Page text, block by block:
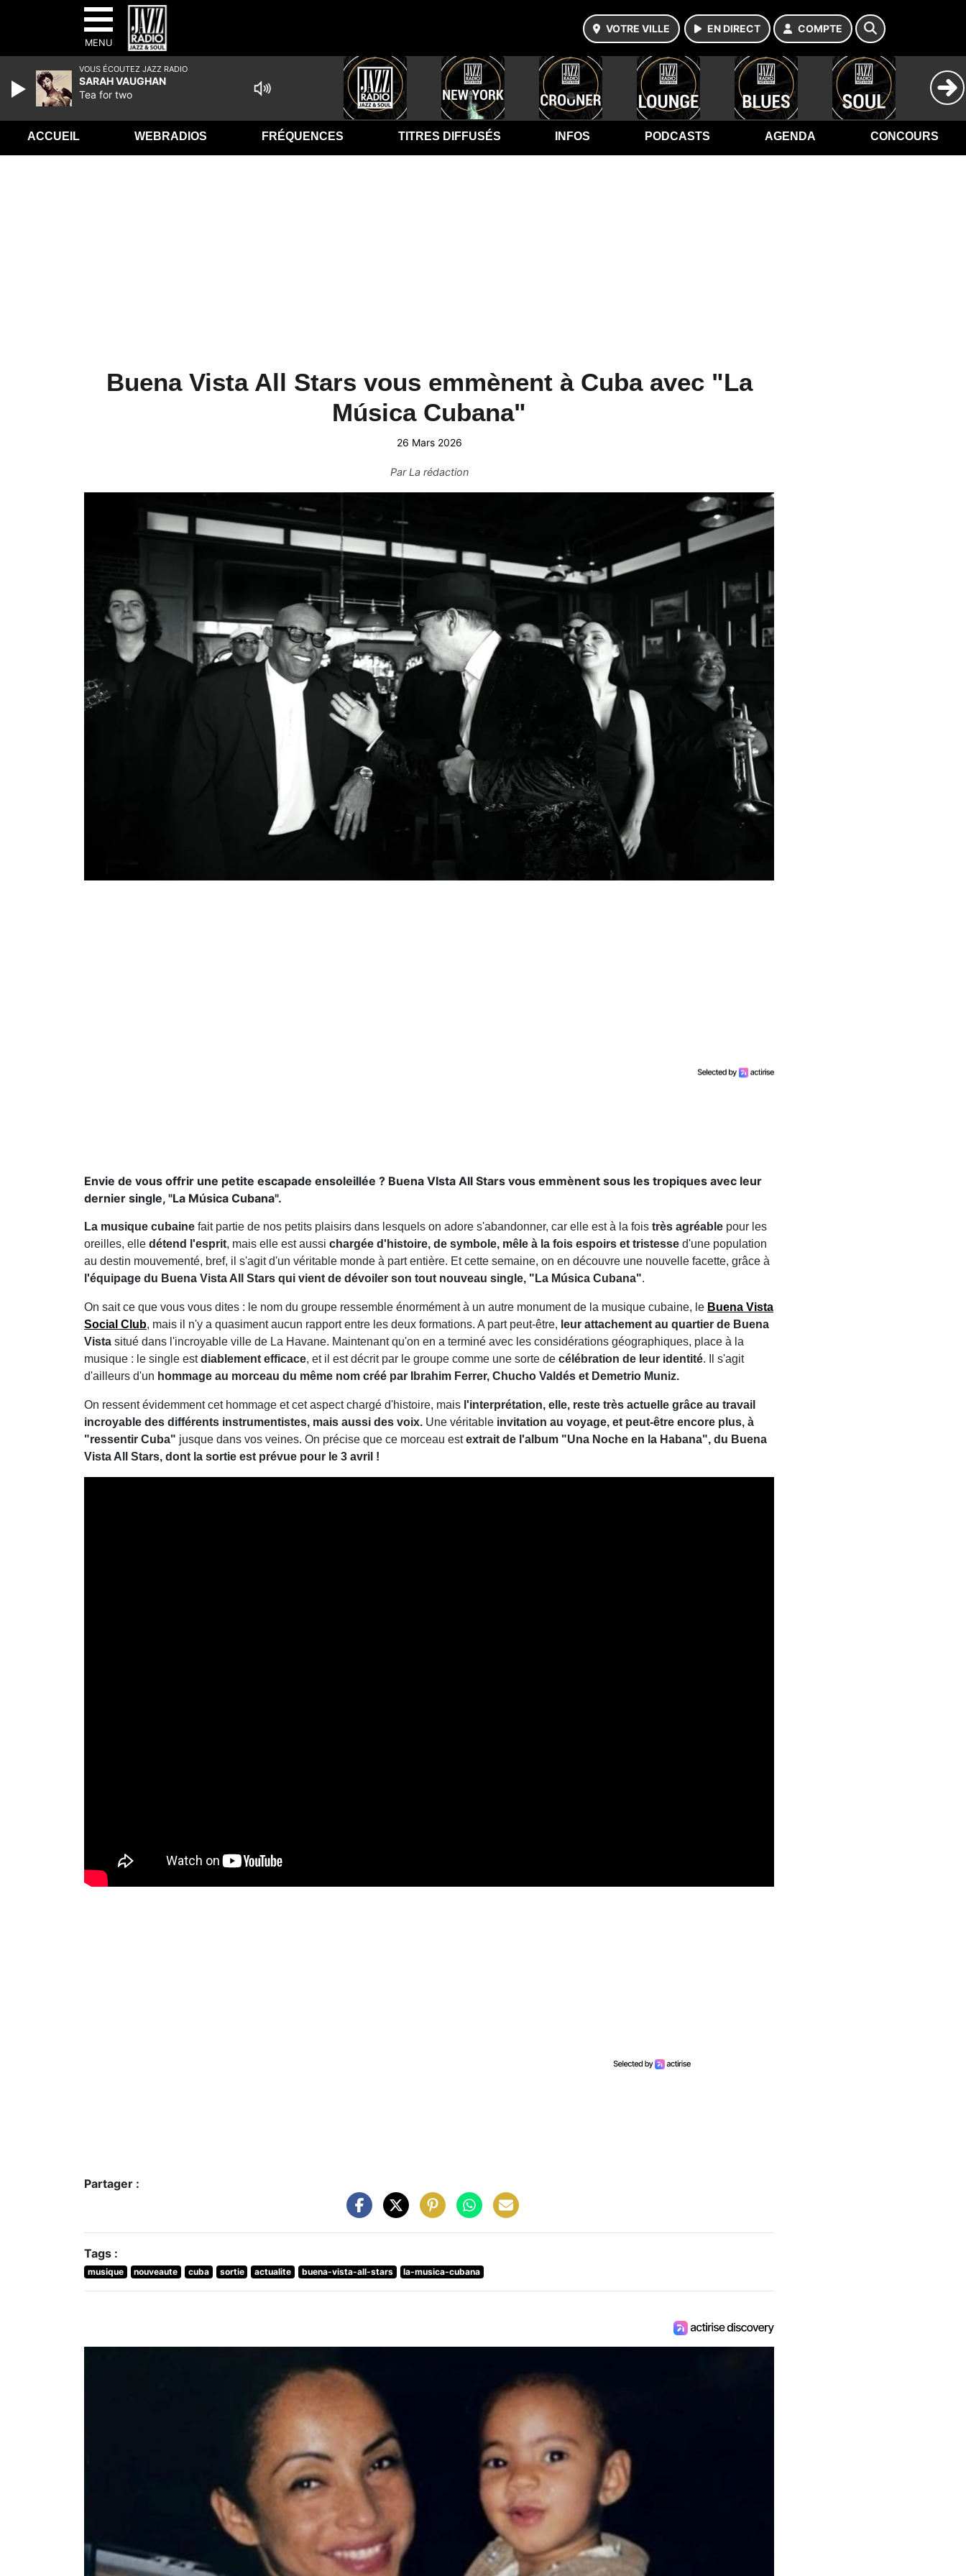
MENU
VOTRE VILLE EN DIRECT COMPTE
ACCUEIL WEBRADIOS FRÉQUENCES TITRES DIFFUSÉS INFOS PODCASTS AGENDA CONCOURS
Buena Vista All Stars vous emmènent à Cuba avec "La
Música Cubana"
26 Mars 2026
ParLa rédaction
Envie de vous offrir une petite escapade ensoleillée ? Buena VIsta All Stars vous emmènent sous les tropiques avec leur
dernier single, "La Música Cubana".
La musique cubaine fait partie de nos petits plaisirs dans lesquels on adore s'abandonner, car elle est à la fois très agréable pour les
oreilles, elle détend l'esprit, mais elle est aussi chargée d'histoire, de symbole, mêle à la fois espoirs et tristesse d'une population
au destin mouvementé, bref, il s'agit d'un véritable monde à part entière. Et cette semaine, on en découvre une nouvelle facette, grâce à
l'équipage du Buena Vista All Stars qui vient de dévoiler son tout nouveau single, "La Música Cubana".
On sait ce que vous vous dites : le nom du groupe ressemble énormément à un autre monument de la musique cubaine, le Buena Vista
Social Club, mais il n'y a quasiment aucun rapport entre les deux formations. A part peut-être, leur attachement au quartier de Buena
Vista situé dans l'incroyable ville de La Havane. Maintenant qu'on en a terminé avec les considérations géographiques, place à la
musique : le single estdiablement efficace, et il est décrit par le groupe comme une sorte de célébration de leur identité. Il s'agit
d'ailleurs d'un hommage au morceau du même nom créé par Ibrahim Ferrer, Chucho Valdés et Demetrio Muniz.
On ressent évidemment cet hommage et cet aspect chargé d'histoire, mais l'interprétation, elle, reste très actuelle grâce au travail
incroyable des différents instrumentistes, mais aussi des voix. Une véritable invitation au voyage, et peut-être encore plus, à
"ressentir Cuba" jusque dans vos veines. On précise que ce morceau estextrait de l'album "Una Noche en la Habana", du Buena
Vista All Stars, dont la sortie est prévue pour le 3 avril !
Partager :
Tags :
musique nouveaute cuba sortie actualite buena-vista-all-stars la-musica-cubana
VOUS ÉCOUTEZ JAZZ RADIO
SARAH VAUGHAN
Tea for two